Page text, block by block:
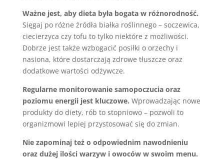
Ważne jest, aby dieta była bogata w różnorodność.
Sięgaj po różne źródła białka roślinnego – soczewica,
ciecierzyca czy tofu to tylko niektóre z możliwości.
Dobrze jest także wzbogacić posiłki o orzechy i
nasiona, które dostarczają zdrowe tłuszcze oraz
dodatkowe wartości odżywcze.
Regularne monitorowanie samopoczucia oraz
poziomu energii jest kluczowe. Wprowadzając nowe
produkty do diety, rób to stopniowo – pozwoli to
organizmowi lepiej przystosować się do zmian.
Nie zapominaj też o odpowiednim nawodnieniu
oraz dużej ilości warzyw i owoców w swoim menu.